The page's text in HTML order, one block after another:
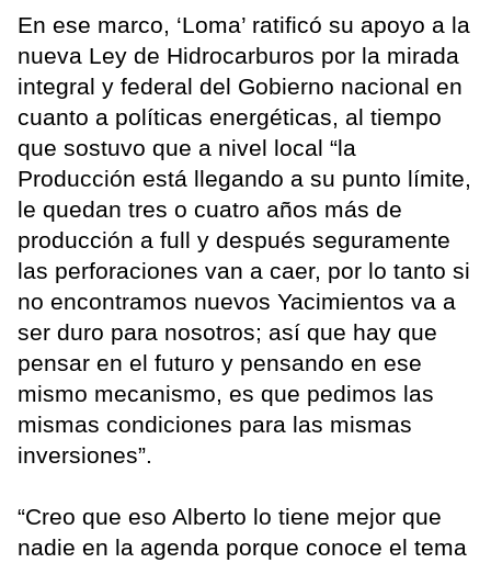
En ese marco, ‘Loma’ ratificó su apoyo a la
nueva Ley de Hidrocarburos por la mirada
integral y federal del Gobierno nacional en
cuanto a políticas energéticas, al tiempo
que sostuvo que a nivel local “la
Producción está llegando a su punto límite,
le quedan tres o cuatro años más de
producción a full y después seguramente
las perforaciones van a caer, por lo tanto si
no encontramos nuevos Yacimientos va a
ser duro para nosotros; así que hay que
pensar en el futuro y pensando en ese
mismo mecanismo, es que pedimos las
mismas condiciones para las mismas
inversiones”.
“Creo que eso Alberto lo tiene mejor que
nadie en la agenda porque conoce el tema